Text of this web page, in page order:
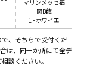
マリンメッセ福
岡B館
1Fホワイエ
、そちらで受付くだ
は、同一か所にて全デ
談ください。